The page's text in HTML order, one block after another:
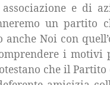
e di
un
Noi con
i
che il